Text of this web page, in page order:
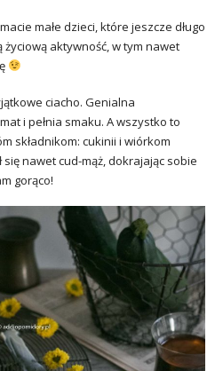
małe dzieci, które jeszcze długo
życiową aktywność, w tym nawet
ciacho. Genialna
i pełnia smaku. A wszystko to
składnikom: cukinii i wiórkom
nawet cud-mąż, dokrajając sobie
gorąco!